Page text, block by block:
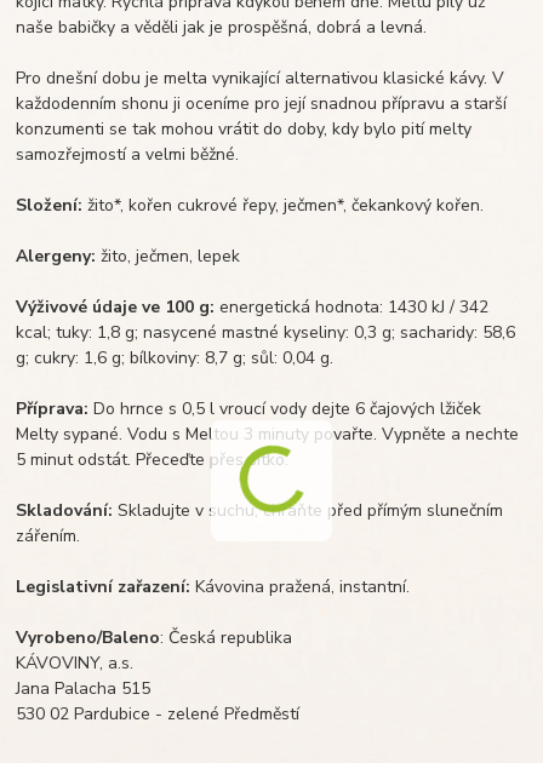
naše babičky a věděli jak je prospěšná, dobrá a levná.
Pro dnešní dobu je melta vynikající alternativou klasické kávy. V
každodenním shonu ji oceníme pro její snadnou přípravu a starší
konzumenti se tak mohou vrátit do doby, kdy bylo pití melty
samozřejmostí a velmi běžné.
Složení:žito*, kořen cukrové řepy, ječmen*, čekankový kořen.
Alergeny: žito, ječmen, lepek
Výživové údaje ve 100 g: energetická hodnota: 1430 kJ / 342
kcal; tuky: 1,8 g; nasycené mastné kyseliny: 0,3 g; sacharidy: 58,6
g; cukry: 1,6 g; bílkoviny: 8,7 g; sůl: 0,04 g.
Příprava: Do hrnce s 0,5 l vroucí vody dejte 6 čajových lžiček
Melty sypané. Vodu s Meltou 3 minuty povařte. Vypněte a nechte
5 minut odstát. Přeceďte přes sítko.
Skladování: Skladujte v suchu, chraňte před přímým slunečním
zářením.
Legislativní zařazení: Kávovina pražená, instantní.
Vyrobeno/Baleno: Česká republika
KÁVOVINY, a.s.
Jana Palacha 515
530 02 Pardubice - zelené Předměstí